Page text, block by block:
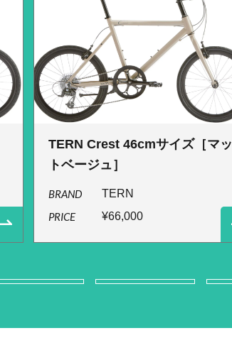
TERN Crest 46cmサイズ［マッ
トベージュ］
BRAND TERN
PRICE ¥66,000